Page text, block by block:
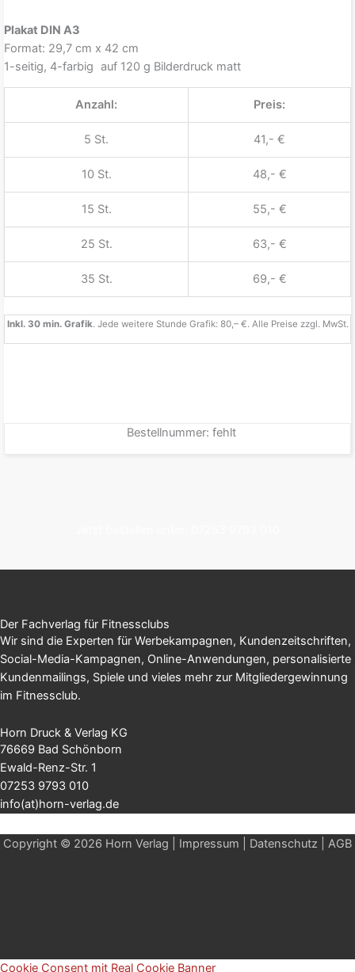
Plakat DIN A3
Format: 29,7 cm x 42 cm
1-seitig, 4-farbig auf 120 g Bilderdruck matt
Anzahl: Preis:
5 St. 41,- €
10 St. 48,- €
15 St. 55,- €
25 St. 63,- €
35 St. 69,- €
Inkl. 30 min. Grafik. Jede weitere Stunde Grafik: 80,– €. Alle Preise zzgl. MwSt.
Bestellnummer: fehlt
Der Fachverlag für Fitnessclubs
Wir sind die Experten für Werbekampagnen, Kundenzeitschriften,
Social-Media-Kampagnen, Online-Anwendungen, personalisierte
Kundenmailings, Spiele und vieles mehr zur Mitgliedergewinnung
im Fitnessclub.
Horn Druck & Verlag KG
76669 Bad Schönborn
Ewald-Renz-Str. 1
07253 9793 010
info(at)horn-verlag.de
Copyright © 2026 Horn Verlag | Impressum Datenschutz AGB
Cookie Consent mit Real Cookie Banner